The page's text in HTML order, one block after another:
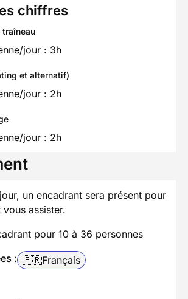
chiffres
traîneau
jour : 3h
et alternatif)
jour : 2h
jour : 2h
un encadrant sera présent pour
assister.
pour 10 à 36 personnes
: 🇫🇷Français